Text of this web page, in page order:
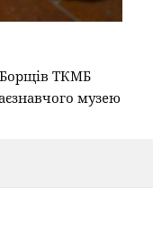
ТКМБ
музею